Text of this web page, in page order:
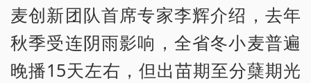
麦创新团队首席专家李辉介绍，去年
秋季受连阴雨影响，全省冬小麦普遍
晚播15天左右，但出苗期至分蘖期光